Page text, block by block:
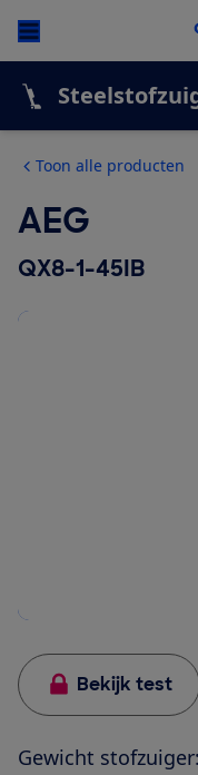
Toon alle producten
AEG
QX8-1-45IB
Bekijk test
Gewicht stofzuiger: